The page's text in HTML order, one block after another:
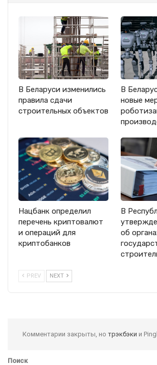
В Беларуси изменились
правила сдачи
строительных объектов
В
новые
Нацбанк определил
перечень криптовалют
и операций для
криптобанков
В
об
PREV NEXT
Комментарии закрыты, но трэкбэки и
Поиск